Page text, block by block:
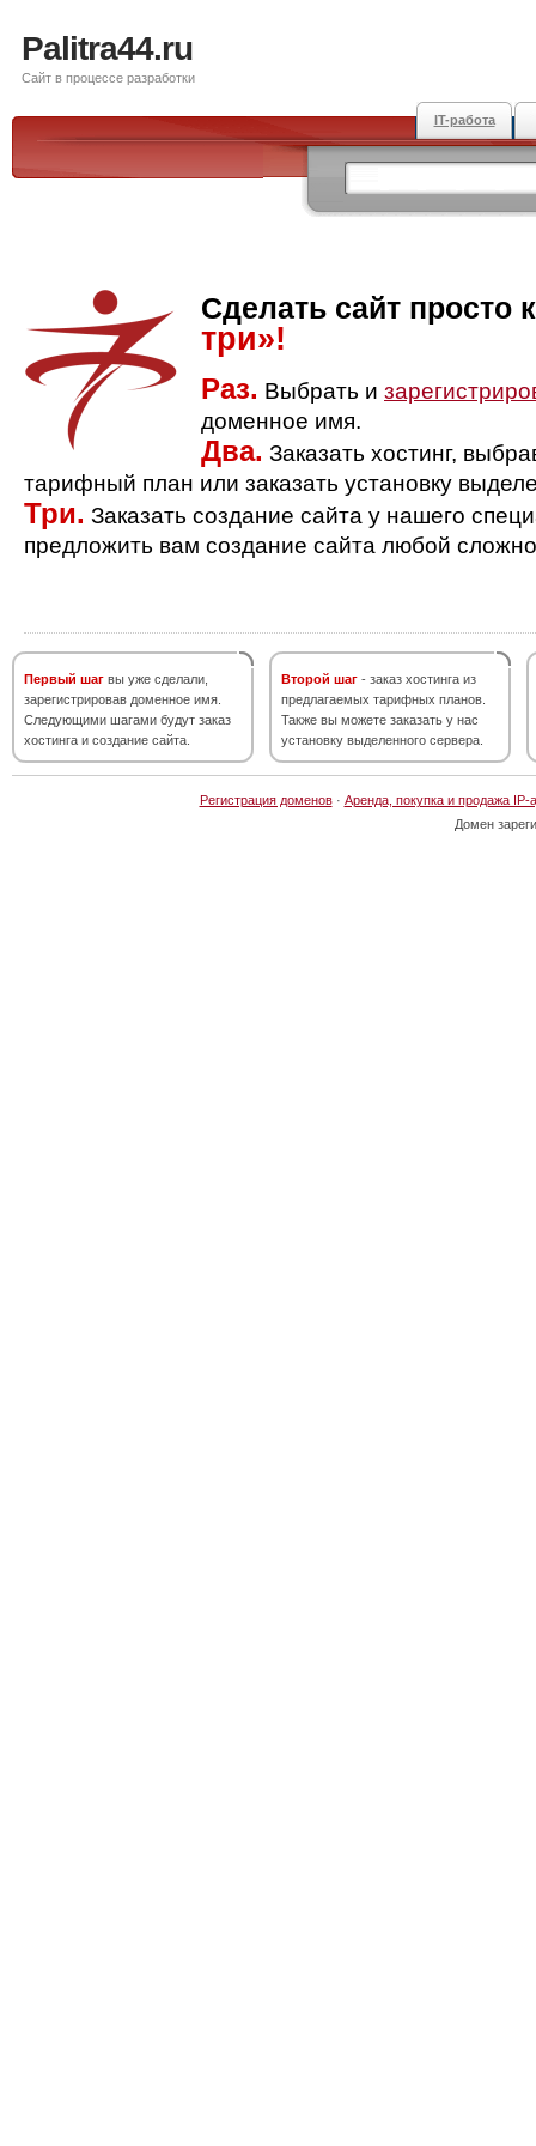
Palitra44.ru
Сайт в процессе разработки
IT-работа
Сделать сайт просто
три»!
Раз. Выбрать и
доменное имя.
Два. Заказать хостинг,
тарифный план или заказать установку
Три. Заказать создание сайта у нашего
предложить вам создание сайта любой
Первый шаг вы уже сделали,
зарегистрировав доменное имя.
Следующими шагами будут заказ
хостинга и создание сайта.
Второй шаг - заказ хостинга из
предлагаемых тарифных планов.
Также вы можете заказать у нас
установку выделенного сервера.
Регистрация доменов· Аренда, покупка и продажа IP-
Домен